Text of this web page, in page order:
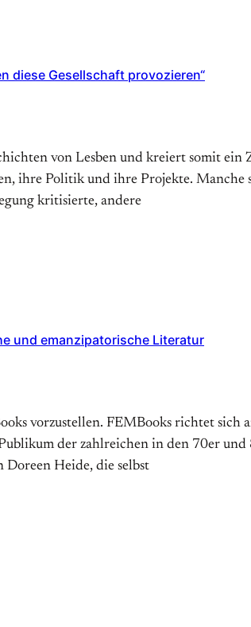
diese Gesellschaft provozieren“
von Lesben und kreiert somit
ihre Politik und ihre Projekte. Manche
kritisierte, andere
und emanzipatorische Literatur
vorzustellen. FEMBooks richtet
der zahlreichen in den 70er
Doreen Heide, die selbst